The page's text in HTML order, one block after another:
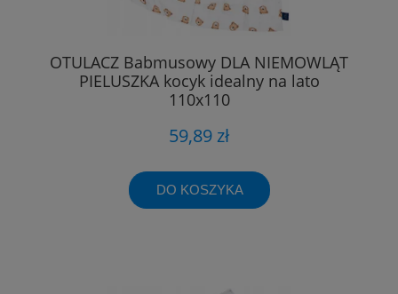
OTULACZ Babmusowy DLA NIEMOWLĄT
PIELUSZKA kocyk idealny na lato
110x110
59,89 zł
DO KOSZYKA